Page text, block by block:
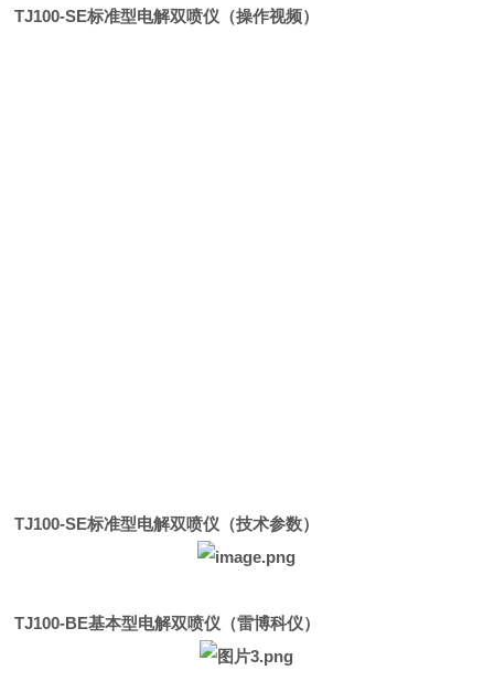
TJ100-SE标准型电解双喷仪（操作视频）
TJ100-SE标准型电解双喷仪（技术参数）
TJ100-BE基本型电解双喷仪（雷博科仪）